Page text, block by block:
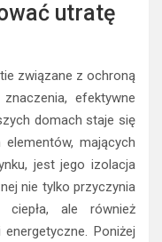
utratę
związane z ochroną
efektywne
domach staje się
mających
jest jego izolacja
nie tylko przyczynia
ale również
Poniżej